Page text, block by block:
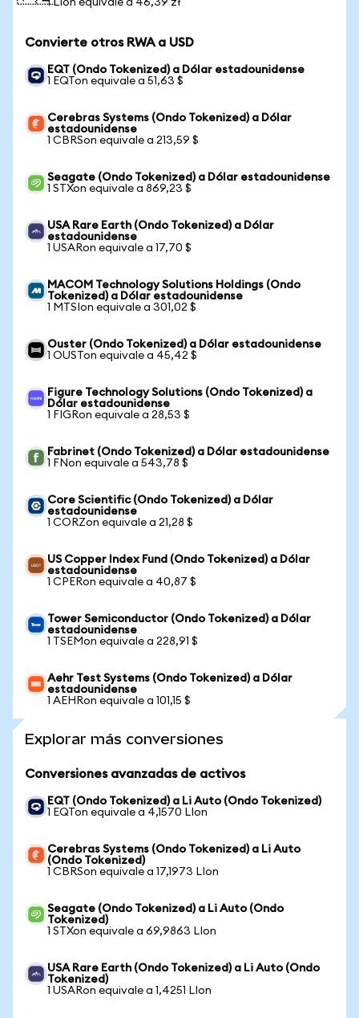
1 LIon equivale a 46,39 zł
Convierte otros RWA a USD
EQT (Ondo Tokenized) a Dólar estadounidense
1 EQTon equivale a 51,63 $
Cerebras Systems (Ondo Tokenized) a Dólar
estadounidense
1 CBRSon equivale a 213,59 $
Seagate (Ondo Tokenized) a Dólar estadounidense
1 STXon equivale a 869,23 $
USA Rare Earth (Ondo Tokenized) a Dólar
estadounidense
1 USARon equivale a 17,70 $
MACOM Technology Solutions Holdings (Ondo
Tokenized) a Dólar estadounidense
1 MTSIon equivale a 301,02 $
Ouster (Ondo Tokenized) a Dólar estadounidense
1 OUSTon equivale a 45,42 $
Figure Technology Solutions (Ondo Tokenized) a
Dólar estadounidense
1 FIGRon equivale a 28,53 $
Fabrinet (Ondo Tokenized) a Dólar estadounidense
1 FNon equivale a 543,78 $
Core Scientific (Ondo Tokenized) a Dólar
estadounidense
1 CORZon equivale a 21,28 $
US Copper Index Fund (Ondo Tokenized) a Dólar
estadounidense
1 CPERon equivale a 40,87 $
Tower Semiconductor (Ondo Tokenized) a Dólar
estadounidense
1 TSEMon equivale a 228,91 $
Aehr Test Systems (Ondo Tokenized) a Dólar
estadounidense
1 AEHRon equivale a 101,15 $
Explorar más conversiones
Conversiones avanzadas de activos
EQT (Ondo Tokenized) a Li Auto (Ondo Tokenized)
1 EQTon equivale a 4,1570 LIon
Cerebras Systems (Ondo Tokenized) a Li Auto
(Ondo Tokenized)
1 CBRSon equivale a 17,1973 LIon
Seagate (Ondo Tokenized) a Li Auto (Ondo
Tokenized)
1 STXon equivale a 69,9863 LIon
USA Rare Earth (Ondo Tokenized) a Li Auto (Ondo
Tokenized)
1 USARon equivale a 1,4251 LIon